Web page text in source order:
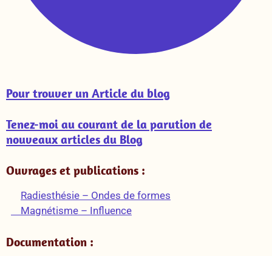
Pour trouver un Article du blog
Tenez-moi au courant de la parution de
nouveaux articles du Blog
Ouvrages et publications :
Radiesthésie – Ondes de formes
Magnétisme – Influence
Documentation :